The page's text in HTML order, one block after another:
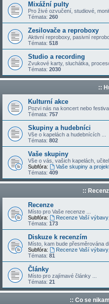
Mixážní pulty
Pro živé ozvučení, studiové,
Témata: 260
Zesilovače a reproboxy
Aktivní reproboxy, pasivní
Témata: 518
Studio a recording
Zvukové karty, sluchátka,
Témata: 2030
::
Kulturní akce
Pozvi nás na koncert nebo
Témata: 757
Skupiny a hudebníci
Vše o kapelách a hudebnících ...
Témata: 802
Vaše skupiny
Vše o vás, vašich kapelách,
Subfóra:
Vaše skupiny a
Témata: 409
::
Recenze
Místo pro Vaše recenze ...
Subfóra:
Recenze Vaší výbavy,
Témata: 173
Diskuze k recenzím
Místo, kam bude přesměrována
Subfóra:
Recenze Vaší výbavy,
Témata: 81
Články
Místo pro zajímavé články ...
Témata: 21
:: Co se